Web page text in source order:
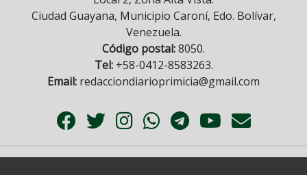
Ciudad Guayana, Municipio Caroní, Edo. Bolívar,
Venezuela.
Código postal:8050.
Tel:+58-0412-8583263.
Email: redacciondiarioprimicia@gmail.com